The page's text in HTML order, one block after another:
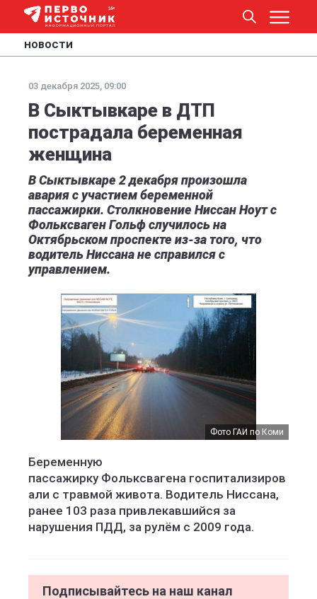
НОВОСТИ
03 декабря 2025, 09:00
В Сыктывкаре в ДТП
пострадала беременная
женщина
В Сыктывкаре 2 декабря произошла
авария с участием беременной
пассажирки. Столкновение Ниссан Ноут с
Фольксваген Гольф случилось на
Октябрьском проспекте из-за того, что
водитель Ниссана не справился с
управлением.
Фото ГАИ по Коми
Беременную
пассажирку Фольксвагена госпитализиров
али с травмой живота. Водитель Ниссана,
ранее 103 раза привлекавшийся за
нарушения ПДД, за рулём с 2009 года.
Подписывайтесь на наш канал